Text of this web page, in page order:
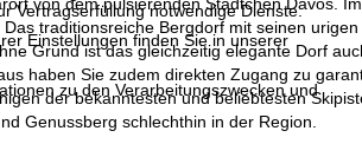
Vertragserfüllung notwendige Dienste.
Einstellungen finden Sie in unserer
zu den Verarbeitungszwecken und
traditionsreiche Bergdorf mit seinen
Grund ist das gleichzeitig elegante Dorf
haben Sie zudem direkten Zugang zu
der bekanntesten und beliebtesten
Genussberg schlechthin in der Region.